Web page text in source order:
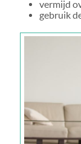
vermijd
gebruik